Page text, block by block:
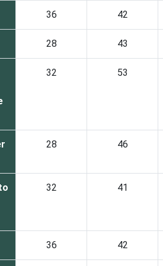
36 42
28 43
32 53
28 46
32 41
36 42